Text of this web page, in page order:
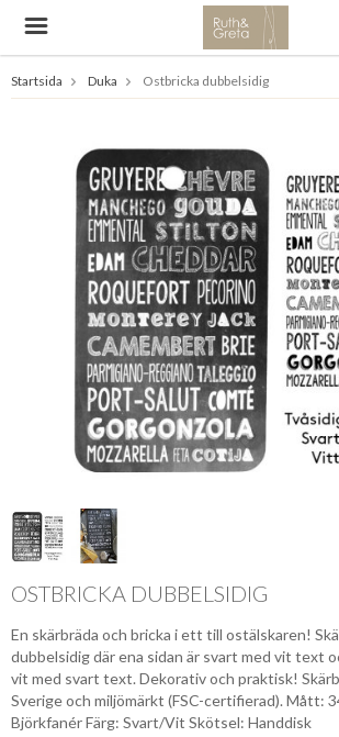
Startsida Duka Ostbricka dubbelsidig
OSTBRICKA DUBBELSIDIG
En skärbräda och bricka i ett till ostälskaren!
dubbelsidig där ena sidan är svart med vit text
vit med svart text. Dekorativ och praktisk!
Sverige och miljömärkt (FSC-certifierad). Mått:
Björkfanér Färg: Svart/Vit Skötsel: Handdisk